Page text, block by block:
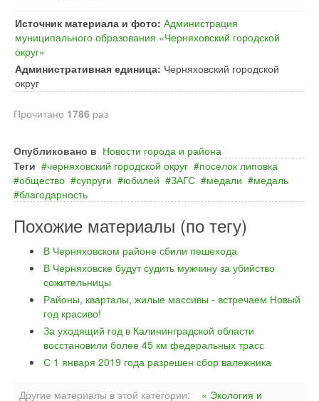
Источник материала и фото: Администрация
муниципального образования «Черняховский городской
округ»
Административная единица: Черняховский городской
округ
Прочитано 1786 раз
Опубликовано в Новости города и района
Теги
черняховский городской округ
поселок липовка
общество
супруги юбилей ЗАГС медали
медаль
благодарность
Похожие материалы (по тегу)
В Черняховском районе сбили пешехода
В Черняховске будут судить мужчину за убийство
сожительницы
Районы, кварталы, жилые массивы - встречаем Новый
год красиво!
За уходящий год в Калининградской области
восстановили более 45 км федеральных трасс
С 1 января 2019 года разрешен сбор валежника
Другие материалы в этой категории: « Экология и